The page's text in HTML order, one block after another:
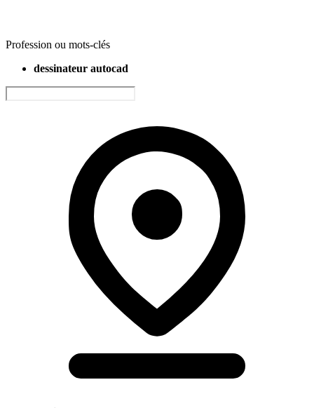
Profession ou mots-clés
dessinateur autocad